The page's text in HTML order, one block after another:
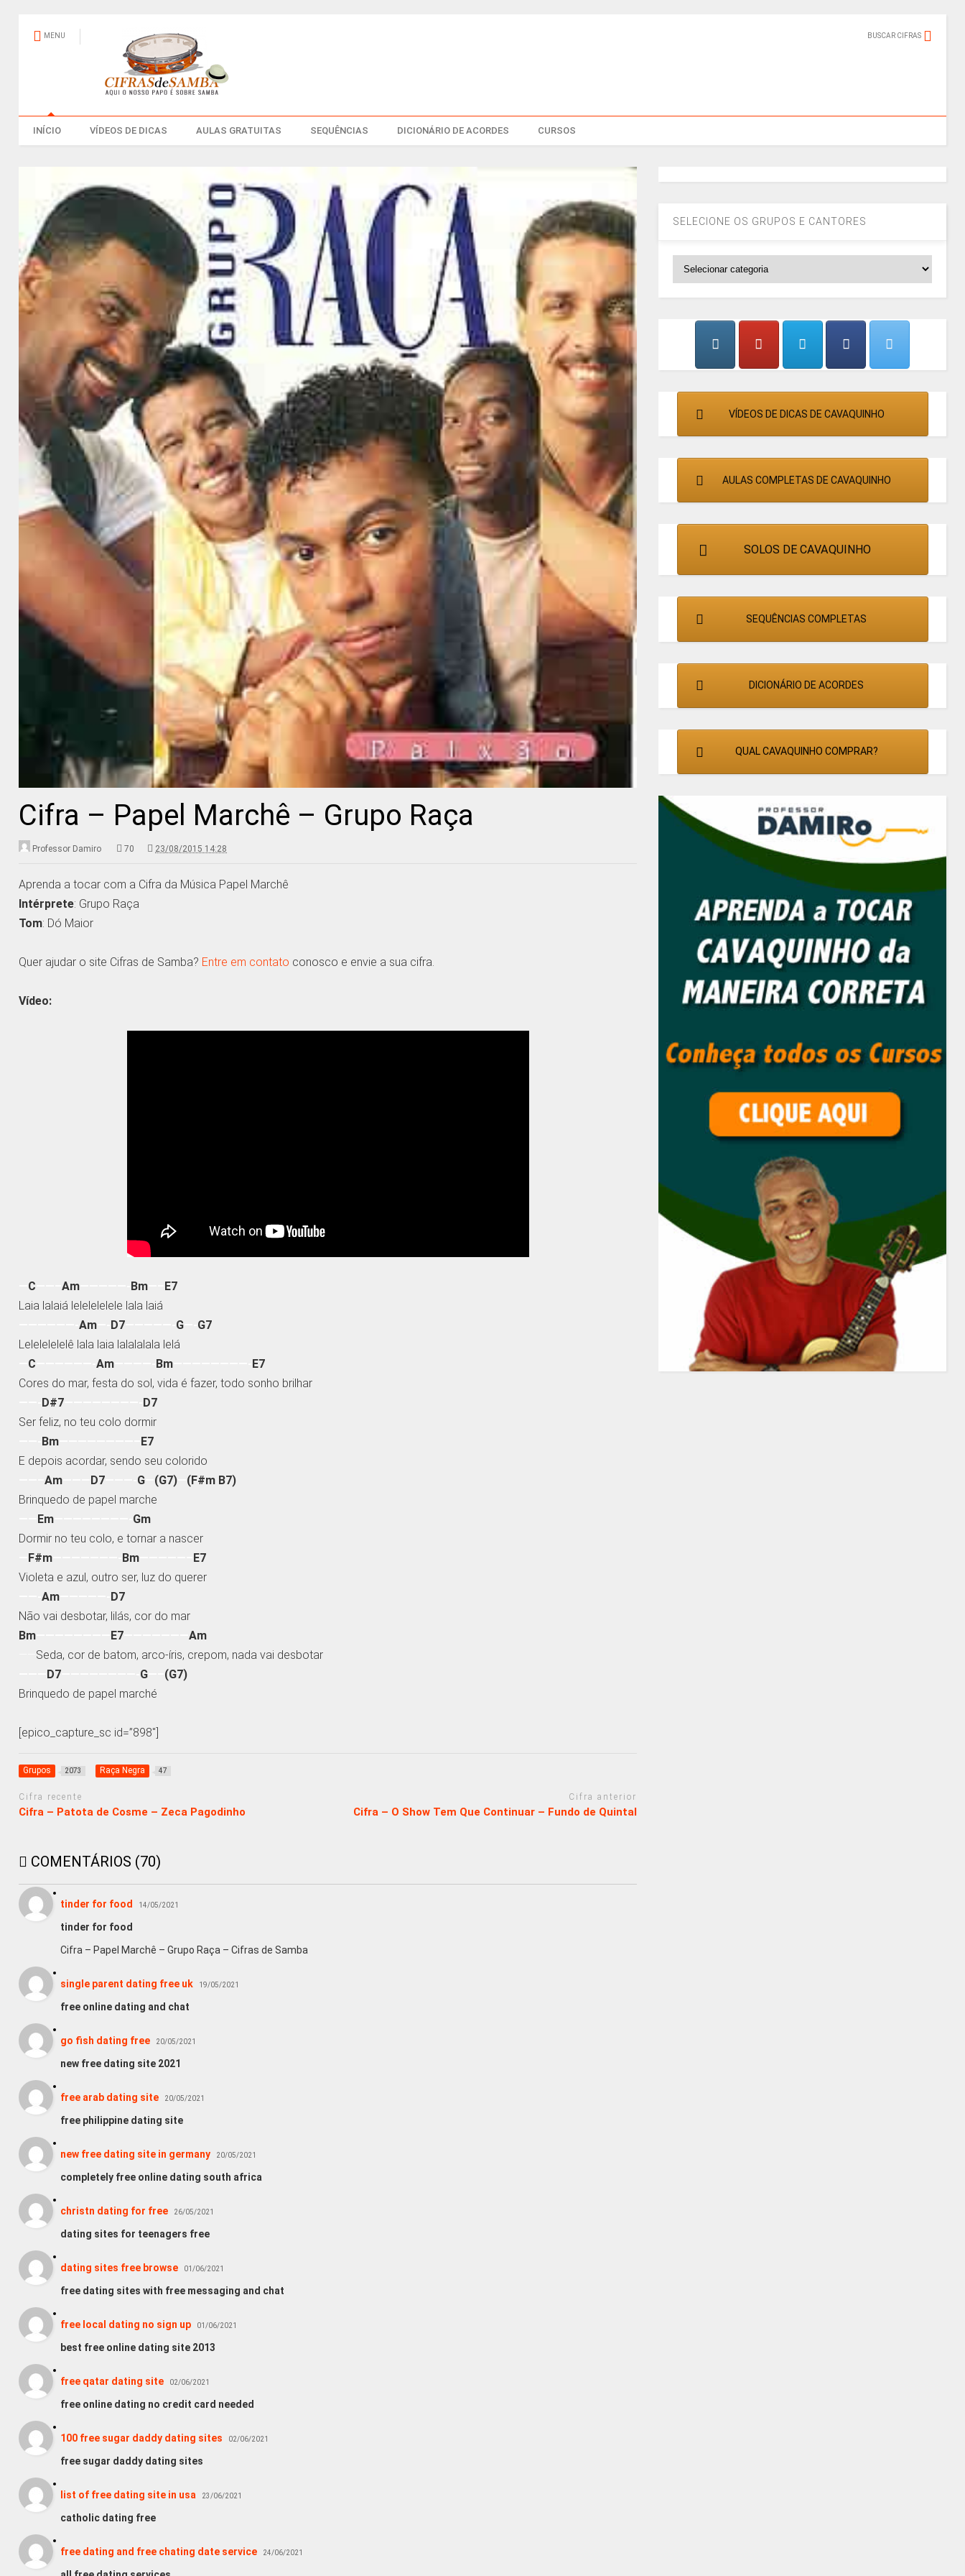
MENU BUSCAR CIFRAS
INÍCIO VÍDEOS DE DICAS AULAS GRATUITAS SEQUÊNCIAS DICIONÁRIO DE ACORDES CURSOS
Cifra – Papel Marchê – Grupo Raça
Professor Damiro 70 23/08/2015 14:28
Aprenda a tocar com a Cifra da Música Papel Marchê
Intérprete: Grupo Raça
Tom: Dó Maior
Quer ajudar o site Cifras de Samba? Entre em contato conosco e envie a sua cifra.
Vídeo:
C ——–Am Bm
E7
Laia lalaiá lelelelelele lala laiá
——————-Am D7 G
G7
Lelelelelelê lala laia lalalalala lelá
C ——————-Am Bm
E7
Cores do mar, festa do sol, vida é fazer, todo sonho brilhar
D#7
D7
Ser feliz, no teu colo dormir
Bm
E7
E depois acordar, sendo seu colorido
——–Am D7 G (G7)
(F#m B7)
Brinquedo de papel marche
Em
Gm
Dormir no teu colo, e tornar a nascer
F#m Bm
E7
Violeta e azul, outro ser, luz do querer
——-Am
D7
Não vai desbotar, lilás, cor do mar
Bm
E7 ———————Am
Seda, cor de batom, arco-íris, crepom, nada vai desbotar
D7 G
(G7)
Brinquedo de papel marché
[epico_capture_sc id=”898″]
Grupos 2073 Raça Negra 47
Cifra recente
Cifra – Patota de Cosme – Zeca Pagodinho
Cifra anterior
Cifra – O Show Tem Que Continuar – Fundo de Quintal
COMENTÁRIOS (70)
tinder for food 14/05/2021
tinder for food
Cifra – Papel Marchê – Grupo Raça – Cifras de Samba
single parent dating free uk 19/05/2021
free online dating and chat
go fish dating free 20/05/2021
new free dating site 2021
free arab dating site 20/05/2021
free philippine dating site
new free dating site in germany 20/05/2021
completely free online dating south africa
christn dating for free 26/05/2021
dating sites for teenagers free
dating sites free browse 01/06/2021
free dating sites with free messaging and chat
free local dating no sign up 01/06/2021
best free online dating site 2013
free qatar dating site 02/06/2021
free online dating no credit card needed
100 free sugar daddy dating sites 02/06/2021
free sugar daddy dating sites
list of free dating site in usa 23/06/2021
catholic dating free
free dating and free chating date service 24/06/2021
SELECIONE OS GRUPOS E CANTORES
CANTORES
VÍDEOS DE DICAS DE CAVAQUINHO
AULAS COMPLETAS DE CAVAQUINHO
SOLOS DE CAVAQUINHO
SEQUÊNCIAS COMPLETAS
DICIONÁRIO DE ACORDES
QUAL CAVAQUINHO COMPRAR?